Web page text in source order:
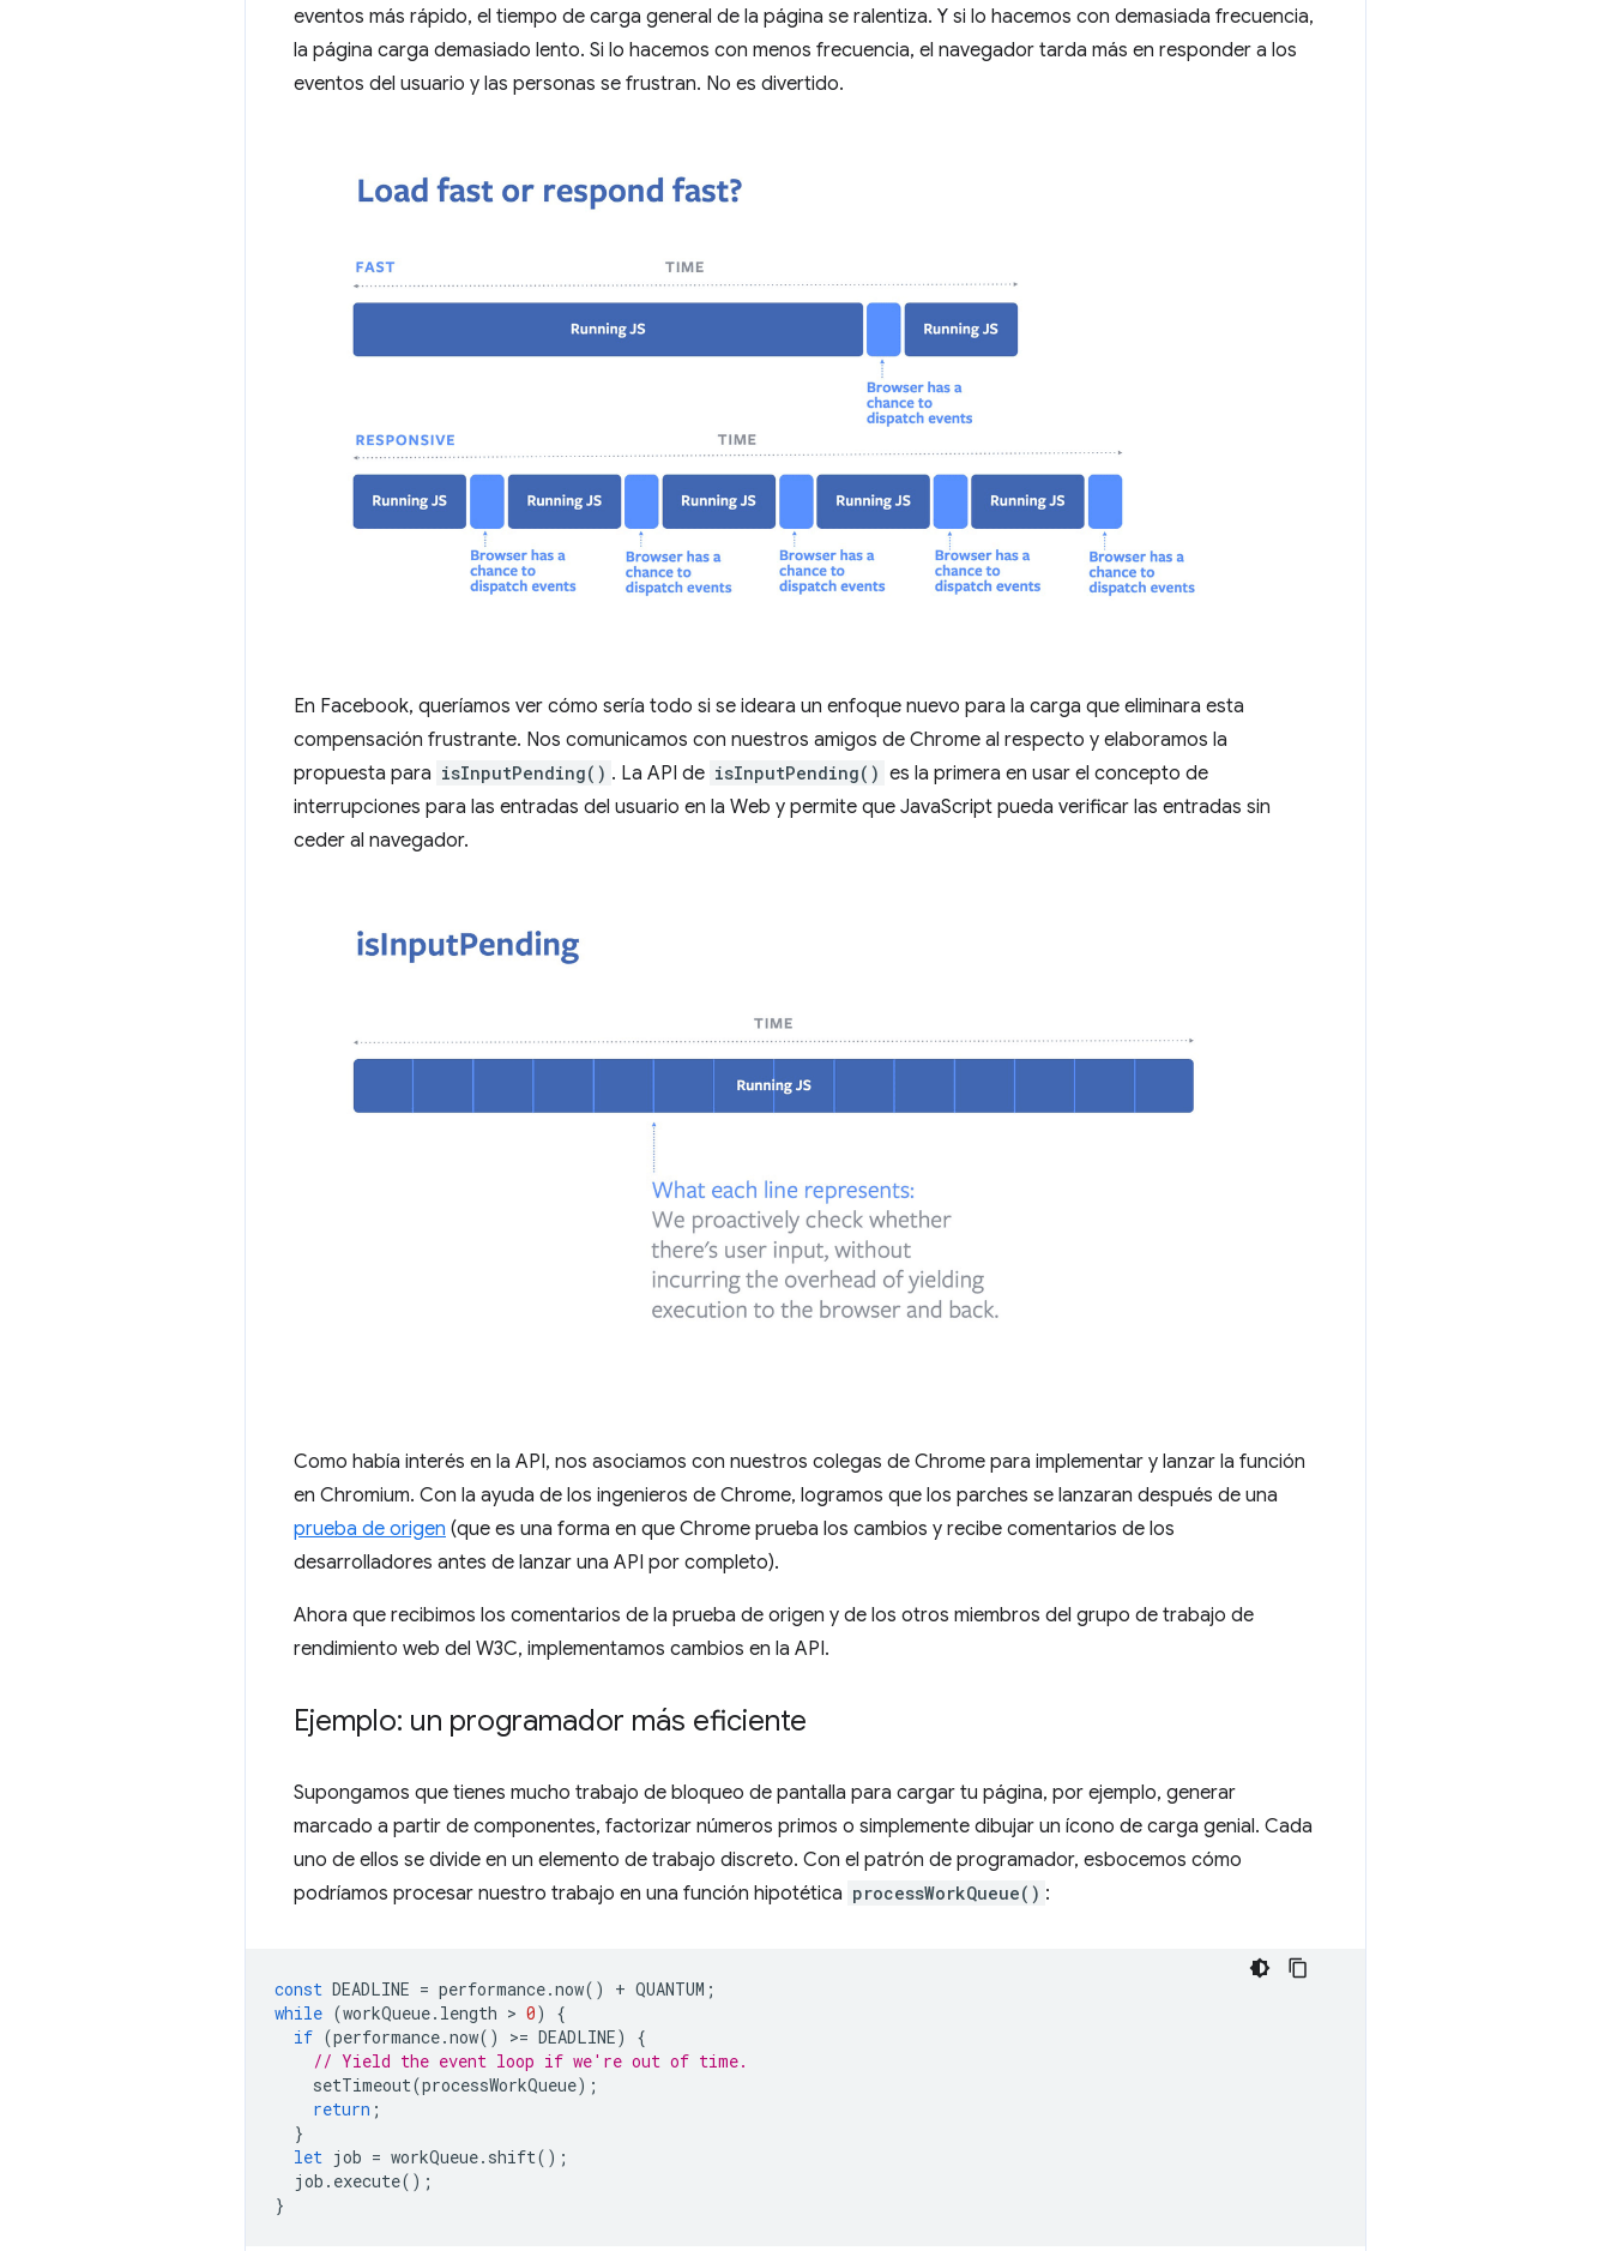
eventos más rápido, el tiempo de carga general de la página se ralentiza. Y si lo hacemos con demasiada frecuencia,
la página carga demasiado lento. Si lo hacemos con menos frecuencia, el navegador tarda más en responder a los
eventos del usuario y las personas se frustran. No es divertido.
En Facebook, queríamos ver cómo sería todo si se ideara un enfoque nuevo para la carga que eliminara esta
compensación frustrante. Nos comunicamos con nuestros amigos de Chrome al respecto y elaboramos la
propuesta para isInputPending() . La API de isInputPending() es la primera en usar el concepto de
interrupciones para las entradas del usuario en la Web y permite que JavaScript pueda verificar las entradas sin
ceder al navegador.
Como había interés en la API, nos asociamos con nuestros colegas de Chrome para implementar y lanzar la función
en Chromium. Con la ayuda de los ingenieros de Chrome, logramos que los parches se lanzaran después de una
prueba de origen (que es una forma en que Chrome prueba los cambios y recibe comentarios de los
desarrolladores antes de lanzar una API por completo).
Ahora que recibimos los comentarios de la prueba de origen y de los otros miembros del grupo de trabajo de
rendimiento web del W3C, implementamos cambios en la API.
Ejemplo: un programador más eficiente
Supongamos que tienes mucho trabajo de bloqueo de pantalla para cargar tu página, por ejemplo, generar
marcado a partir de componentes, factorizar números primos o simplemente dibujar un ícono de carga genial. Cada
uno de ellos se divide en un elemento de trabajo discreto. Con el patrón de programador, esbocemos cómo
podríamos procesar nuestro trabajo en una función hipotética processWorkQueue() :
const DEADLINE = performance.now() + QUANTUM ;
while (workQueue. length > 0)
{
if (performance.now() >= DEADLINE)
{
// Yield the event loop if we're out of time.
setTimeout(processWorkQueue);
return ;
}
let job = workQueue. shift();
job . execute();
}